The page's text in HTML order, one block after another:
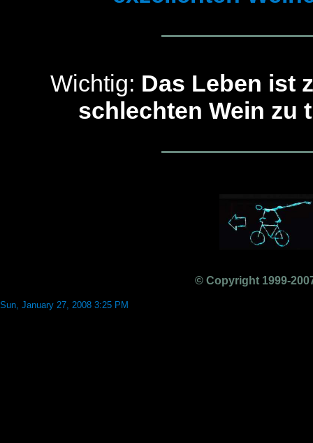
Wichtig: Das Leben ist
schlechten Wein zu
© Copyright 1999-
Sun, January 27, 2008 3:25 PM